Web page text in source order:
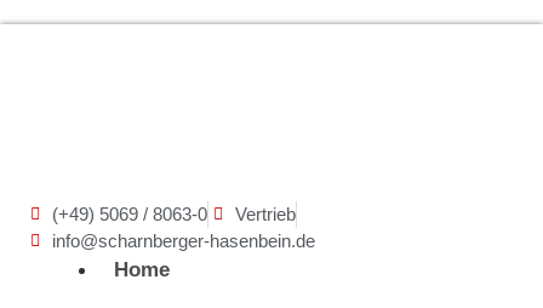
(+49) 5069 / 8063-0
Vertrieb
info@scharnberger-hasenbein.de
Home